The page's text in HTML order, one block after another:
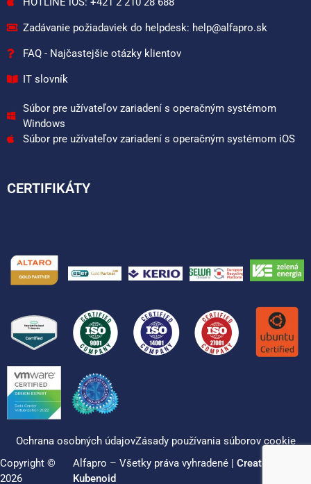
Zadávanie požiadaviek do helpdesk: help@alfapro.sk
FAQ - Najčastejšie otázky klientov
IT slovník
Súbor pre užívateľov zariadení s operačným systémom
Windows
Súbor pre užívateľov zariadení s operačným systémom iOS
CERTIFIKÁTY
Ochrana osobných údajovZásady používania súborov cookie
Copyright ©
2026
Alfapro – Všetky práva vyhradené |Created by
Kubenoid